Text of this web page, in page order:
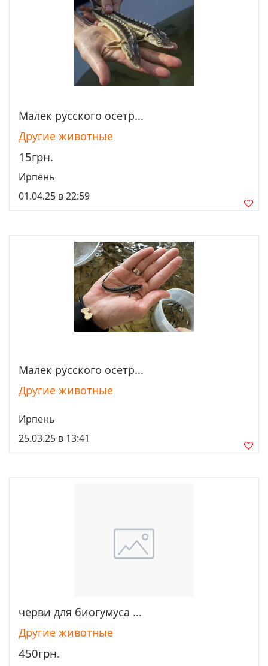
Просмотреть
Малек рyccкого осетр...
Другие животные
15грн.
Ирпень
01.04.25 в 22:59
Просмотреть
Малек русcкого осетр...
Другие животные
Ирпень
25.03.25 в 13:41
Просмотреть
черви для биогумуса ...
Другие животные
450грн.